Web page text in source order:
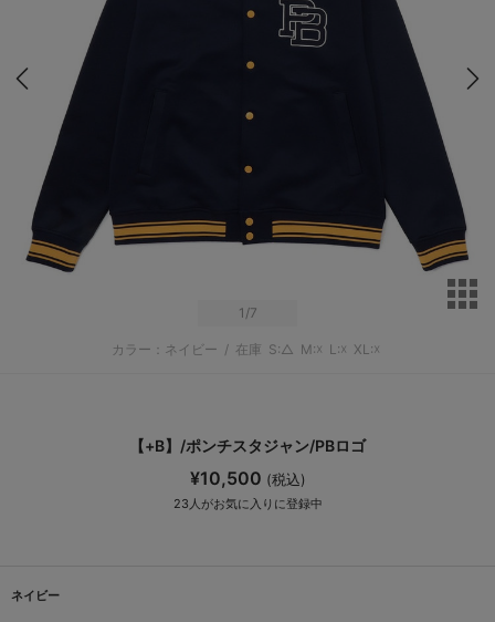
1 /7
カラー：ネイビー / 在庫 S:△ M:☓ L:☓ XL:☓
【+B】/ポンチスタジャン/PBロゴ
¥10,500 (税込)
23 人がお気に入りに登録中
ネイビー